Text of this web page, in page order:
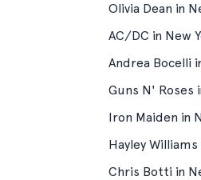
Olivia Dean in
AC/DC in New
Andrea Bocelli
Guns N' Roses
Iron Maiden in
Hayley
Chris Botti in